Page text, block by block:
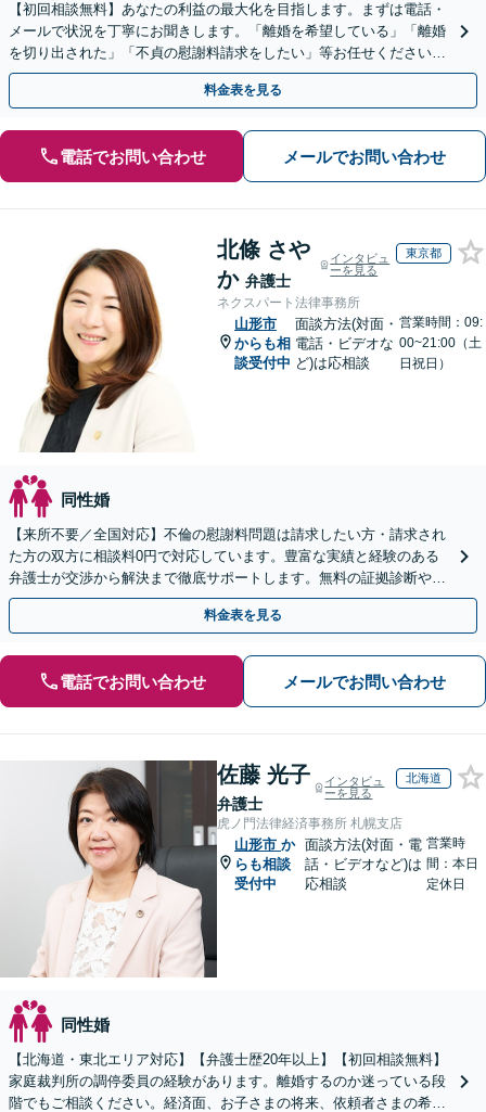
【初回相談無料】あなたの利益の最大化を目指します。まずは電話・
メールで状況を丁寧にお聞きします。「離婚を希望している」「離婚
を切り出された」「不貞の慰謝料請求をしたい」等お任せください。
【リーズナブルな料金設定】
料金表を見る
電話でお問い合わせ メールでお問い合わせ
北條 さや
か 弁護士
インタビュ
ーを見る
東京都
ネクスパート法律事務所
山形市
からも相
談受付中
面談方法(対面・
電話・ビデオな
ど)は応相談
営業時間：09:
00~21:00（土
日祝日）
同性婚
【来所不要／全国対応】不倫の慰謝料問題は請求したい方・請求され
た方の双方に相談料0円で対応しています。豊富な実績と経験のある
弁護士が交渉から解決まで徹底サポートします。無料の証拠診断や着
手金の返還保証もありますので安心してご相談ください。
料金表を見る
電話でお問い合わせ メールでお問い合わせ
佐藤 光子
弁護士
インタビュ
ーを見る
北海道
虎ノ門法律経済事務所 札幌支店
山形市 か
らも相談
受付中
面談方法(対面・電
話・ビデオなど)は
応相談
営業時
間：本日
定休日
同性婚
【北海道・東北エリア対応】【弁護士歴20年以上】【初回相談無料】
家庭裁判所の調停委員の経験があります。離婚するのか迷っている段
階でもご相談ください。経済面、お子さまの将来、依頼者さまの希望